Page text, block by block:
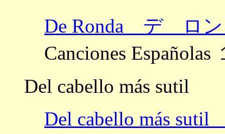
De Ronda デ ロ
Canciones
Del cabello más sutil
Del cabello más